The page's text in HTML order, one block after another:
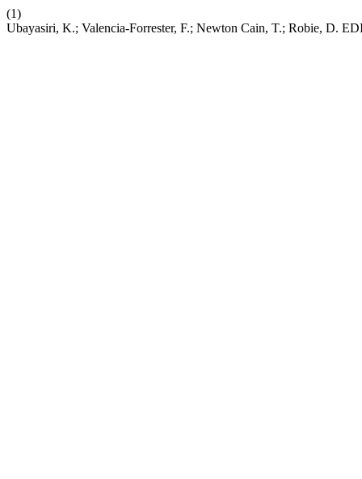
(1)
Ubayasiri, K.; Valencia-Forrester, F.; Newton Cain, T.; Robie, D.